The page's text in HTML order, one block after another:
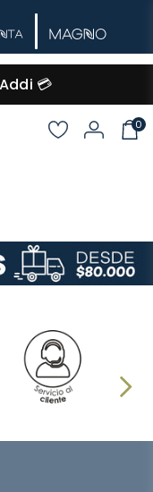
💳
0